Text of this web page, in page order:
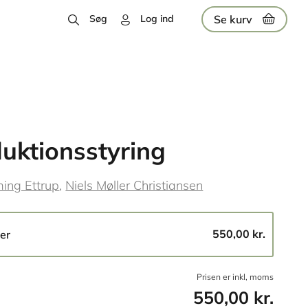
Søg Log ind Se kurv
Ettrup Niels Møller Christiansen
550,00 kr.
Prisen er inkl, moms
550,00 kr.